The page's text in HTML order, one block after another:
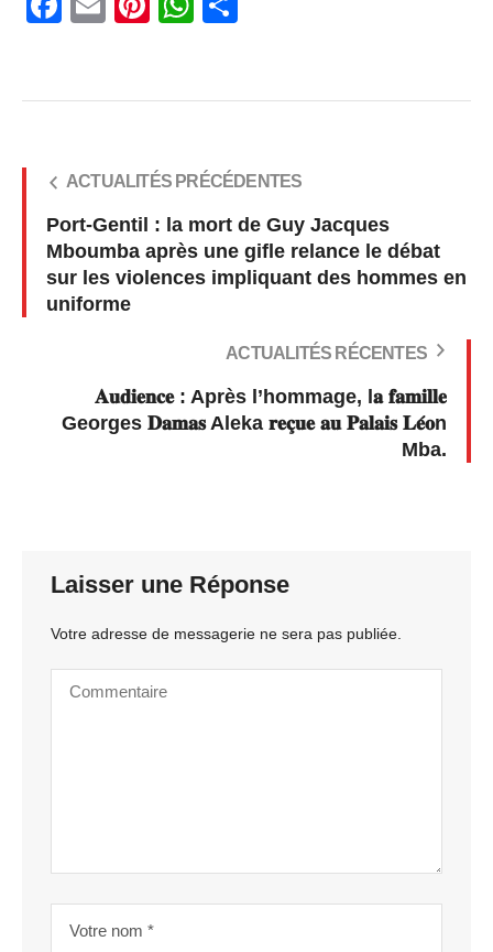
Facebook
Email PinterestWhatsApp
ACTUALITÉS PRÉCÉDENTES
Port-Gentil : la mort de Guy Jacques
Mboumba après une gifle relance le débat
sur les violences impliquant des hommes en
uniforme
ACTUALITÉS RÉCENTES
𝐀𝐮𝐝𝐢𝐞𝐧𝐜𝐞 : Après l’hommage, l𝐚 𝐟𝐚𝐦𝐢𝐥𝐥𝐞
Georges 𝐃𝐚𝐦𝐚𝐬 Aleka 𝐫𝐞𝐜̧𝐮𝐞 𝐚𝐮 𝐏𝐚𝐥𝐚𝐢𝐬 𝐋𝐞́𝐨n
Mba.
Laisser une Réponse
Votre adresse de messagerie ne sera pas publiée.